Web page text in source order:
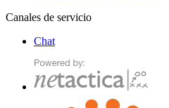
Canales de servicio
Chat